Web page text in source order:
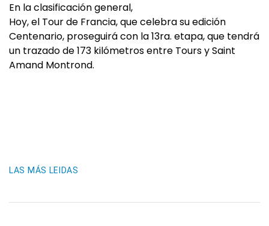
En la clasificación general,
Hoy, el Tour de Francia, que celebra su edición
Centenario, proseguirá con la 13ra. etapa, que tendrá
un trazado de 173 kilómetros entre Tours y Saint
Amand Montrond.
LAS MÁS LEIDAS